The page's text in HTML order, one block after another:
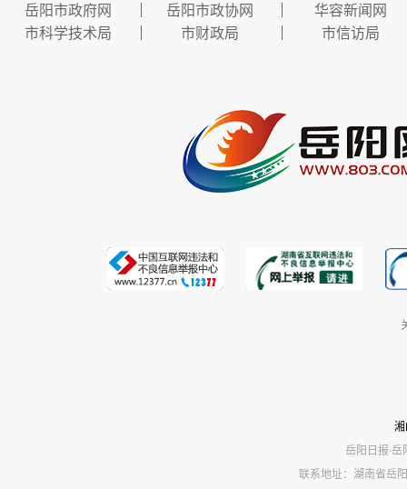
岳阳市政府网 岳阳市政协网
华容新闻网
市科学技术局
市财政局 市信访局
岳阳日报·岳
联系地址：湖南省岳